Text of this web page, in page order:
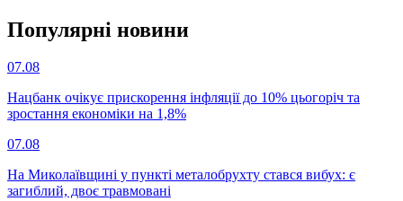
Популярнi новини
07.08
Нацбанк очікує прискорення інфляції до 10% цьогоріч та
зростання економіки на 1,8%
07.08
На Миколаївщині у пункті металобрухту стався вибух: є
загиблий, двоє травмовані